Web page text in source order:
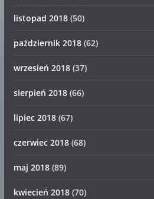
listopad 2018(50)
październik 2018(62)
wrzesień 2018(37)
sierpień 2018(66)
lipiec 2018(67)
czerwiec 2018(68)
maj 2018(89)
kwiecień 2018(70)